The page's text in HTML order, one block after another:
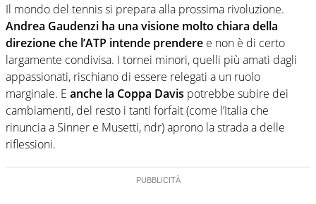
Il mondo del tennis si prepara alla prossima rivoluzione.
Andrea Gaudenzi ha una visione molto chiara della
direzione che l’ATP intende prendere e non è di certo
largamente condivisa. I tornei minori, quelli più amati dagli
appassionati, rischiano di essere relegati a un ruolo
marginale. E anche la Coppa Davis potrebbe subire dei
cambiamenti, del resto i tanti forfait (come l’Italia che
rinuncia a Sinner e Musetti, ndr) aprono la strada a delle
riflessioni.